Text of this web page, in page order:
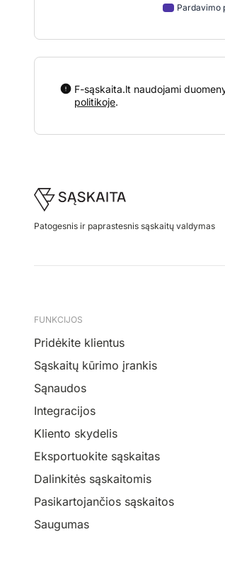
Pardavimo
F-sąskaita.lt naudojami
politikoje.
Footer
Patogesnis ir paprastesnis sąskaitų valdymas
FUNKCIJOS
Pridėkite klientus
Sąskaitų kūrimo įrankis
Sąnaudos
Integracijos
Kliento skydelis
Eksportuokite sąskaitas
Dalinkitės sąskaitomis
Pasikartojančios sąskaitos
Saugumas